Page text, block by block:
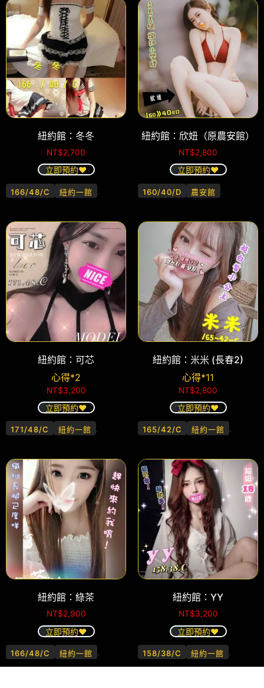
紐約館：冬冬
NT$2,700
立即預約❤️
166/48/C 紐約一館 .
紐約館：欣妞（原農安館）
NT$2,800
立即預約❤️
160/40/D 農安館 .
紐約館：可芯
心得*2
NT$3,200
立即預約❤️
171/48/C 紐約一館 .
紐約館：米米 (長春2)
心得*11
NT$2,800
立即預約❤️
165/42/C 紐約一館 .
紐約館：綠茶
NT$2,900
立即預約❤️
166/48/C 紐約一館 .
紐約館：YY
NT$3,200
立即預約❤️
158/38/C 紐約一館 .